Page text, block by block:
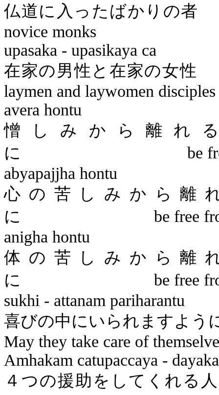
仏道に入
novice monks
upasaka - upasikaya ca
在家の男
laymen and laywomen disciples
avera hontu
憎しみから離れ
に be
abyapajjha hontu
心の苦しみから離
に be free
anigha hontu
体の苦しみから離
に be free
sukhi - attanam pariharantu
喜びの中に
May they take care of
Amhakam catupaccaya - dayaka
４つの援助を